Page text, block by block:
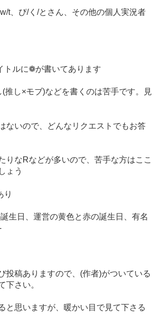
t、ぴ/く/とさん、その他の個人実況者
トルに❁が書いてあります
推し×モブ)などを書くのは苦手です。見
ないので、どんなリクエストでもお答
りなRなどが多いので、苦手な方はここ
ょう
り
生日、運営の黄色と赤の誕生日、有名
投稿ありますので、(作者)がついている
下さい。
と思いますが、暖かい目で見て下さる